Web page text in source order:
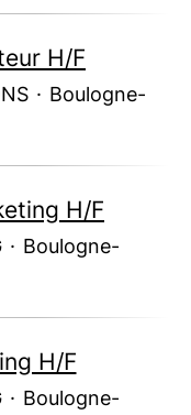
H/F
· Boulogne-
H/F
· Boulogne-
H/F
· Boulogne-